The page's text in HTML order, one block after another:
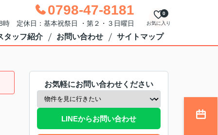
0798-47-8181
時 定休日：基本祝祭日 ・第２・３日曜日 お気に入り
0
タッフ紹介 お問い合わせ サイトマップ
お気軽にお問い合わせください
LINEからお問い合わせ